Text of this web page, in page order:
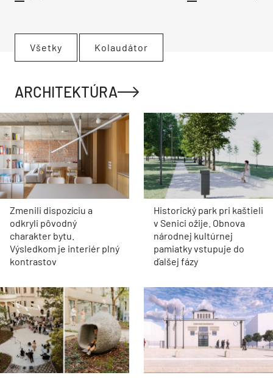
Všetky Kolaudátor
ARCHITEKTÚRA
Zmenili dispozíciu a
odkryli pôvodný
charakter bytu.
Výsledkom je interiér plný
kontrastov
Historický park pri kaštieli
v Senici ožije. Obnova
národnej kultúrnej
pamiatky vstupuje do
ďalšej fázy